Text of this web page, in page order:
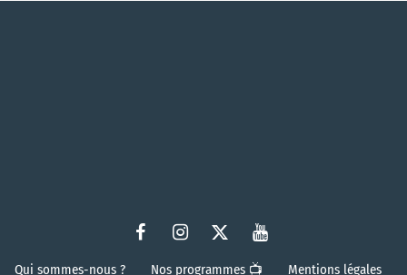
Qui sommes-nous ? Nos programmes 📺 Mentions légales